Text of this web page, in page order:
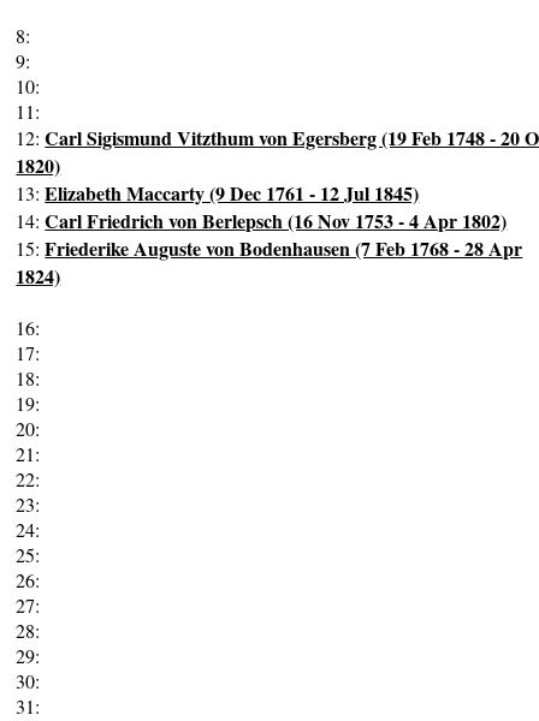
8:
9:
10:
11:
12:Carl Sigismund Vitzthum von Egersberg (19 Feb 1748 - 20
1820)
13:Elizabeth Maccarty (9 Dec 1761 - 12 Jul 1845)
14:Carl Friedrich von Berlepsch (16 Nov 1753 - 4 Apr 1802)
15:Friederike Auguste von Bodenhausen (7 Feb 1768 - 28 Apr
1824)
16:
17:
18:
19:
20:
21:
22:
23:
24:
25:
26:
27:
28:
29:
30:
31: